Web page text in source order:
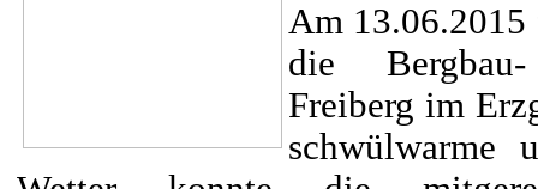
Am
die
Freiberg im
schwülwarme